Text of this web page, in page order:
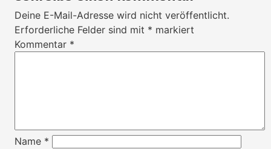
Deine E-Mail-Adresse wird nicht veröffentlicht.
Erforderliche Felder sind mit * markiert
Kommentar *
Name *